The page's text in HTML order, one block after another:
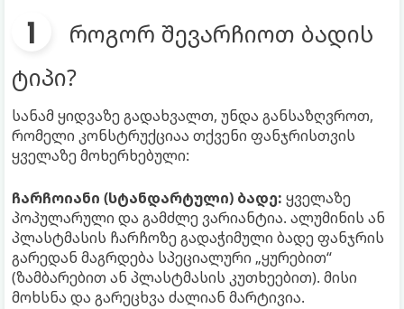
როგორ შევარჩიოთ ბადის
ტიპი?
სანამ ყიდვაზე გადახვალთ, უნდა განსაზღვროთ,
რომელი კონსტრუქციაა თქვენი ფანჯრისთვის
ყველაზე მოხერხებული:
ჩარჩოიანი (სტანდარტული) ბადე: ყველაზე
პოპულარული და გამძლე ვარიანტია. ალუმინის ან
პლასტმასის ჩარჩოზე გადაჭიმული ბადე ფანჯრის
გარედან მაგრდება სპეციალური „ყურებით“
(ზამბარებით ან პლასტმასის კუთხეებით). მისი
მოხსნა და გარეცხვა ძალიან მარტივია.